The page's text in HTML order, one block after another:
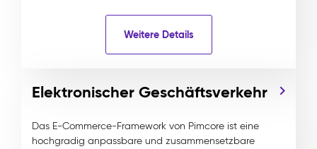
Weitere Details
Elektronischer Geschäftsverkehr
Das E-Commerce-Framework von Pimcore ist eine
hochgradig anpassbare und zusammensetzbare